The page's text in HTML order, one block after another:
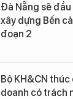
Đà Nẵng sẽ
xây dựng Bến
đoạn 2
Bộ KH&CN
doanh có trách